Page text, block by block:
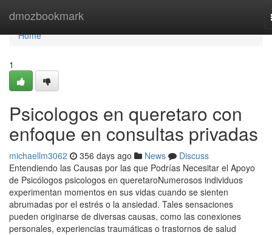
dmozbookmark
Home
Home
1
Psicologos en queretaro con
enfoque en consultas privadas
michaellm3062 356 days ago News
Discuss
Entendiendo las Causas por las que Podrías Necesitar el Apoyo
de Psicólogos psicologos en queretaroNumerosos individuos
experimentan momentos en sus vidas cuando se sienten
abrumadas por el estrés o la ansiedad. Tales sensaciones
pueden originarse de diversas causas, como las conexiones
personales, experiencias traumáticas o trastornos de salud